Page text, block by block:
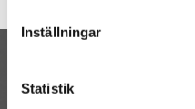
Inställningar
Statistik
Kalendarium